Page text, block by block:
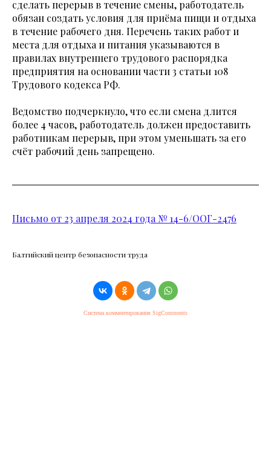
сделать перерыв в течение смены, работодатель
обязан создать условия для приёма пищи и отдыха
в течение рабочего дня. Перечень таких работ и
места для отдыха и питания указываются в
правилах внутреннего трудового распорядка
предприятия на основании части 3 статьи 108
Трудового кодекса РФ.
Ведомство подчеркнуло, что если смена длится
более 4 часов, работодатель должен предоставить
работникам перерыв, при этом уменьшать за его
счёт рабочий день запрещено.
Письмо от 23 апреля 2024 года № 14-6/ООГ-2476
Балтийский центр безопасности труда
Система комментирования SigComments